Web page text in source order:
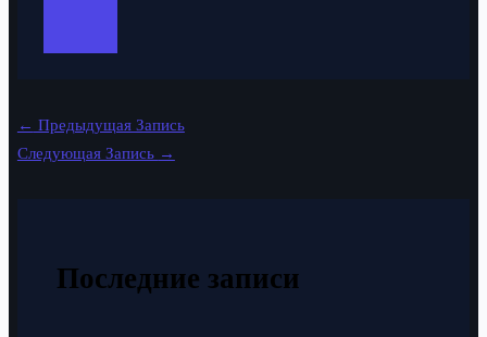
← Предыдущая Запись
Следующая Запись →
Последние записи